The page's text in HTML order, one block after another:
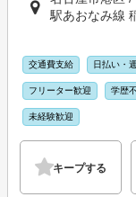
駅あおなみ線
交通費支給 日払い・
フリーター歓迎 学歴
未経験歓迎
キープする